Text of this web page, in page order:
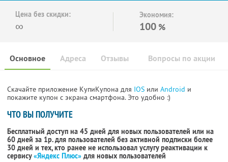
Цена без скидки:
∞
Экономия:
100 %
Основное Отзывы Вопросы по акции
Адреса
Скачайте приложение КупиКупона для IOS или Android и
покажите купон с экрана смартфона. Это удобно :)
ЧТО ВЫ ПОЛУЧИТЕ
Бесплатный доступ на 45 дней для новых пользователей или на
60 дней за 1р. для пользователей без активной подписки более
30 дней и тех, кто ранее не использовал услугу реактивации к
сервису«Яндекс Плюс» для новых пользователей